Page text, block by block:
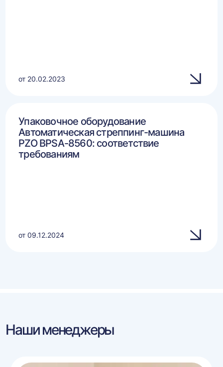
от 20.02.2023
Упаковочное оборудование
Автоматическая стреппинг-машина
PZO BPSA-8560: соответствие
требованиям
от 09.12.2024
Наши менеджеры